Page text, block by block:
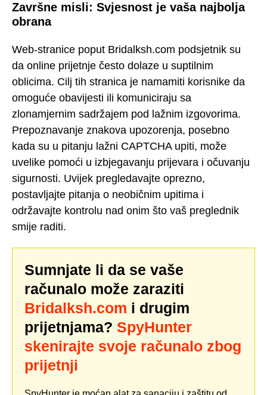
Završne misli: Svjesnost je vaša najbolja
obrana
Web-stranice poput Bridalksh.com podsjetnik su
da online prijetnje često dolaze u suptilnim
oblicima. Cilj tih stranica je namamiti korisnike da
omoguće obavijesti ili komuniciraju sa
zlonamjernim sadržajem pod lažnim izgovorima.
Prepoznavanje znakova upozorenja, posebno
kada su u pitanju lažni CAPTCHA upiti, može
uvelike pomoći u izbjegavanju prijevara i očuvanju
sigurnosti. Uvijek pregledavajte oprezno,
postavljajte pitanja o neobičnim upitima i
održavajte kontrolu nad onim što vaš preglednik
smije raditi.
Sumnjate li da se vaše
računalo može zaraziti
Bridalksh.com i drugim
prijetnjama? SpyHunter
skenirajte svoje računalo zbog
prijetnji